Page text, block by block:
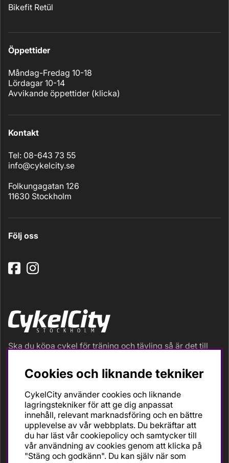
Bikefit Retül
Öppettider
Måndag-Fredag 10-18
Lördagar 10-14
Avvikande öppettider (klicka)
Kontakt
Tel: 08-643 73 55
info@cykelcity.se
Folkungagatan 126
11630 Stockholm
Följ oss
Ska du köpa cykel för träning och tävling så är det till
Vi är en mycket personlig cykelaffär med hög
servicegrad och alla vi som jobbar är inbitna cyklister
och dess produkter. Gör din bästa cykelaffär på
CykelCity!
Cookies och liknande tekniker
CykelCity använder cookies och liknande
lagringstekniker för att ge dig anpassat
innehåll, relevant marknadsföring och en bättre
upplevelse av vår webbplats. Du bekräftar att
du har läst vår cookiepolicy och samtycker till
vår användning av cookies genom att klicka på
"Stäng och godkänn". Du kan själv när som